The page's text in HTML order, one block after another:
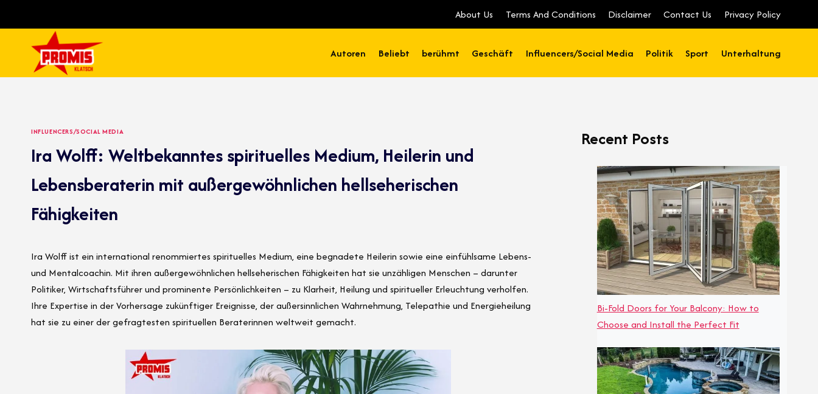
About Us Terms And Conditions Disclaimer Contact Us Privacy Policy
Autoren Beliebt berühmt Geschäft Influencers/Social Media Politik Sport Unterhaltung
INFLUENCERS/SOCIAL MEDIA
Ira Wolff: Weltbekanntes spirituelles Medium, Heilerin und
Lebensberaterin mit außergewöhnlichen hellseherischen
Fähigkeiten
Ira Wolff ist ein international renommiertes spirituelles Medium, eine begnadete Heilerin sowie eine einfühlsame Lebens-
und Mentalcoachin. Mit ihren außergewöhnlichen hellseherischen Fähigkeiten hat sie unzähligen Menschen – darunter
Politiker, Wirtschaftsführer und prominente Persönlichkeiten – zu Klarheit, Heilung und spiritueller Erleuchtung verholfen.
Ihre Expertise in der Vorhersage zukünftiger Ereignisse, der außersinnlichen Wahrnehmung, Telepathie und Energieheilung
hat sie zu einer der gefragtesten spirituellen Beraterinnen weltweit gemacht.
Recent Posts
Bi-Fold Doors for Your Balcony: How to
Choose and Install the Perfect Fit